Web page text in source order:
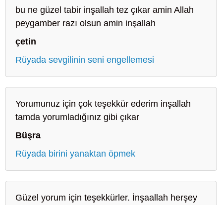
bu ne güzel tabir inşallah tez çıkar amin Allah
peygamber razı olsun amin inşallah
çetin
Rüyada sevgilinin seni engellemesi
Yorumunuz için çok teşekkür ederim inşallah
tamda yorumladığınız gibi çıkar
Büşra
Rüyada birini yanaktan öpmek
Güzel yorum için teşekkürler. İnşaallah herşey